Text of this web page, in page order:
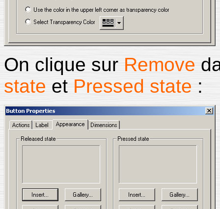
On clique sur Remove
state et Pressed state :